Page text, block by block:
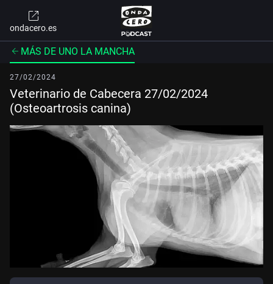
ondacero.es
MÁS DE UNO LA MANCHA
27/02/2024
Veterinario de Cabecera 27/02/2024
(Osteoartrosis canina)